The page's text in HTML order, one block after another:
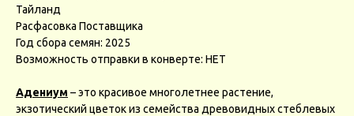
Тайланд
Расфасовка Поставщика
Год сбора семян: 2025
Возможность отправки в конверте: НЕТ
Адениум – это красивое многолетнее растение,
экзотический цветок из семейства древовидных стеблевых